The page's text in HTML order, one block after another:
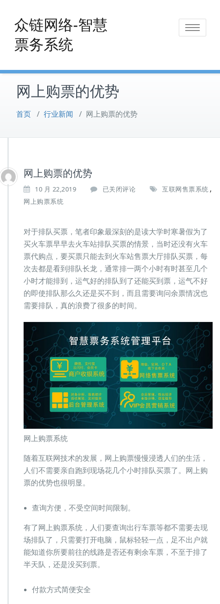
content
众链网络-智慧
票务系统
Toggle
网上购票的优势
首页 / 行业新闻 / 网上购票的优势
网上购票的优势
10 月 22,2019
网
的
优
势
已关闭评论 互联网售票系统 ,
网上购票系统
对于排队买票，笔者印象最深刻的是读大学时寒暑假为了
买火车票早早去火车站排队买票的情景，当时还没有火车
票代购点，要买票只能去到火车站售票大厅排队买票，每
次去都是看到排队长龙，通常排一两个小时有时甚至几个
小时才能排到，运气好的排队到了还能买到票，运气不好
的即使排队那么久还是买不到，而且需要询问余票情况也
需要排队，真的浪费了很多的时间。
网上购票系统
随着互联网技术的发展，网上购票慢慢浸透人们的生活，
人们不需要亲自跑到现场花几个小时排队买票了。网上购
票的优势也很明显。
查询方便，不受空间时间限制。
有了网上购票系统，人们要查询出行车票等都不需要去现
场排队了，只需要打开电脑，鼠标轻轻一点，足不出户就
能知道你所要前往的线路是否还有剩余车票，不至于排了
半天队，还是没买到票。
付款方式简便安全